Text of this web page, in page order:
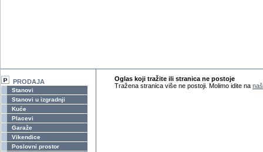
PRODAJA
Stanovi
Stanovi u izgradnji
Kuće
Placevi
Garaže
Vikendice
Poslovni prostor
Oglas koji tražite ili stranica ne postoje
Tražena stranica više ne postoji. Molimo idite na